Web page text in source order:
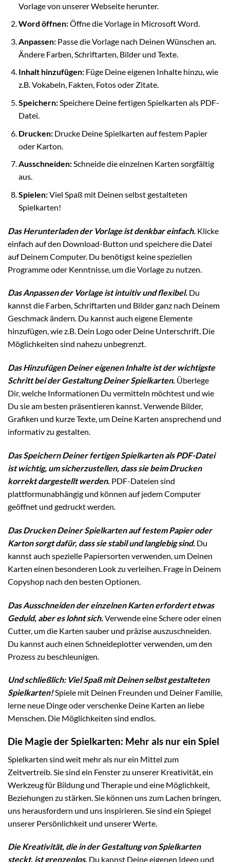
Vorlage von unserer Webseite herunter.
Word öffnen:Öffne die Vorlage in Microsoft Word.
Anpassen:Passe die Vorlage nach Deinen Wünschen an.
Ändere Farben, Schriftarten, Bilder und Texte.
Inhalt hinzufügen:Füge Deine eigenen Inhalte hinzu, wie
z.B. Vokabeln, Fakten, Fotos oder Zitate.
Speichern:Speichere Deine fertigen Spielkarten als PDF-
Datei.
Drucken:Drucke Deine Spielkarten auf festem Papier
oder Karton.
Ausschneiden:Schneide die einzelnen Karten sorgfältig
aus.
Spielen:Viel Spaß mit Deinen selbst gestalteten
Spielkarten!
Das Herunterladen der Vorlage ist denkbar einfach. Klicke
einfach auf den Download-Button und speichere die Datei
auf Deinem Computer. Du benötigst keine speziellen
Programme oder Kenntnisse, um die Vorlage zu nutzen.
Das Anpassen der Vorlage ist intuitiv und flexibel. Du
kannst die Farben, Schriftarten und Bilder ganz nach Deinem
Geschmack ändern. Du kannst auch eigene Elemente
hinzufügen, wie z.B. Dein Logo oder Deine Unterschrift. Die
Möglichkeiten sind nahezu unbegrenzt.
Das Hinzufügen Deiner eigenen Inhalte ist der wichtigste
Schritt bei der Gestaltung Deiner Spielkarten. Überlege
Dir, welche Informationen Du vermitteln möchtest und wie
Du sie am besten präsentieren kannst. Verwende Bilder,
Grafiken und kurze Texte, um Deine Karten ansprechend und
informativ zu gestalten.
Das Speichern Deiner fertigen Spielkarten als PDF-Datei
ist wichtig, um sicherzustellen, dass sie beim Drucken
korrekt dargestellt werden. PDF-Dateien sind
plattformunabhängig und können auf jedem Computer
geöffnet und gedruckt werden.
Das Drucken Deiner Spielkarten auf festem Papier oder
Karton sorgt dafür, dass sie stabil und langlebig sind. Du
kannst auch spezielle Papiersorten verwenden, um Deinen
Karten einen besonderen Look zu verleihen. Frage in Deinem
Copyshop nach den besten Optionen.
Das Ausschneiden der einzelnen Karten erfordert etwas
Geduld, aber es lohnt sich. Verwende eine Schere oder einen
Cutter, um die Karten sauber und präzise auszuschneiden.
Du kannst auch einen Schneideplotter verwenden, um den
Prozess zu beschleunigen.
Und schließlich: Viel Spaß mit Deinen selbst gestalteten
Spielkarten!Spiele mit Deinen Freunden und Deiner Familie,
lerne neue Dinge oder verschenke Deine Karten an liebe
Menschen. Die Möglichkeiten sind endlos.
Die Magie der Spielkarten: Mehr als nur ein Spiel
Spielkarten sind weit mehr als nur ein Mittel zum
Zeitvertreib. Sie sind ein Fenster zu unserer Kreativität, ein
Werkzeug für Bildung und Therapie und eine Möglichkeit,
Beziehungen zu stärken. Sie können uns zum Lachen bringen,
uns herausfordern und uns inspirieren. Sie sind ein Spiegel
unserer Persönlichkeit und unserer Werte.
Die Kreativität, die in der Gestaltung von Spielkarten
steckt, ist grenzenlos. Du kannst Deine eigenen Ideen und